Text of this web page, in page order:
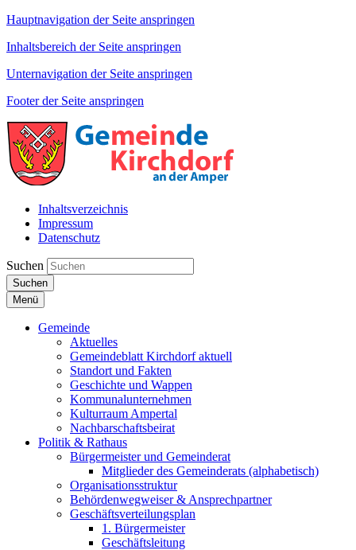
Hauptnavigation der Seite anspringen
Inhaltsbereich der Seite anspringen
Unternavigation der Seite anspringen
Footer der Seite anspringen
Inhaltsverzeichnis
Impressum
Datenschutz
Suchen
Suchen
Menü
Gemeinde
Aktuelles
Gemeindeblatt Kirchdorf aktuell
Standort und Fakten
Geschichte und Wappen
Kommunalunternehmen
Kulturraum Ampertal
Nachbarschaftsbeirat
Politik & Rathaus
Bürgermeister und Gemeinderat
Mitglieder des Gemeinderats (alphabetisch)
Organisationsstruktur
Behördenwegweiser & Ansprechpartner
Geschäftsverteilungsplan
1. Bürgermeister
Geschäftsleitung